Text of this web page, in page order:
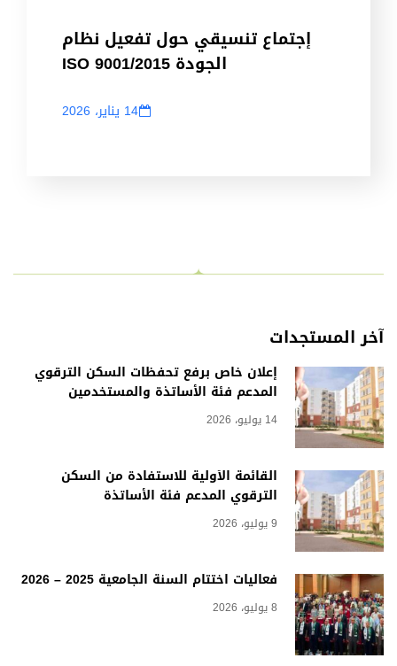
إجتماع تنسيقي حول تفعيل نظام
الجودة ISO 9001/2015
14 يناير، 2026
آخر المستجدات
إعلان خاص برفع تحفظات السكن الترقوي
المدعم فئة الأساتذة والمستخدمين
14 يوليو، 2026
القائمة الأولية للاستفادة من السكن
الترقوي المدعم فئة الأساتذة
9 يوليو، 2026
فعاليات اختتام السنة الجامعية 2025 – 2026
8 يوليو، 2026